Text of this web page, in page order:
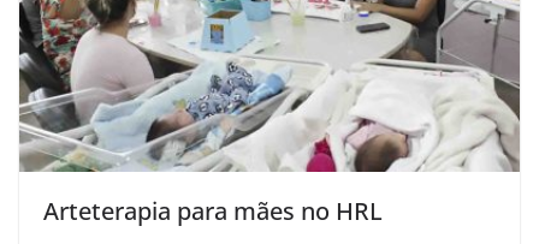
Arteterapia para mães no HRL